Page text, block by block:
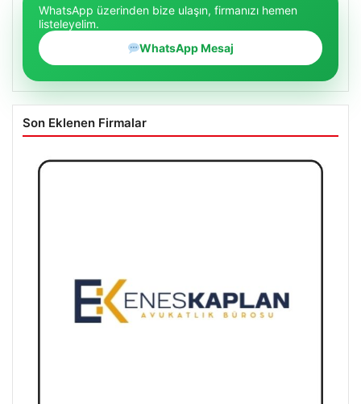
WhatsApp üzerinden bize ulaşın, firmanızı hemen
listeleyelim.
WhatsApp Mesaj
Son Eklenen Firmalar